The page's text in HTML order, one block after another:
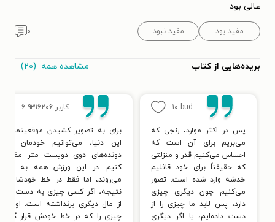
عالی بود
مفید بود مفید نبود ۰
بریده‌هایی از کتاب مشاهده همه (۲۰)
bud ۱۰
پس در اکثر موارد، رنجی که
می‌بریم برای آن است که
احساس می‌کنیم قدر و منزلتی
که حقیقتاً برای خود قائلیم
خدشه وارد شده است. تصور
می‌کنیم چون دیگری چیزی
دارد، پس لابد ما چیزی را از
دست داده‌ایم، یا اگر دیگری
کاربر ۹۳۱۶۲۰۶ ۶
برای به تصویر کشیدن موقعیتمان
این دنیا، می‌توانیم خودمان را
دونده‌های دوی دویست متر
کنیم. در این ورزش همه به
می‌روند، اما فقط در خط خودشان.
نتیجه، اگر کسی چیزی به دست
از مال دیگری برنداشته است. او
چیزی را که در خط خودش قرار